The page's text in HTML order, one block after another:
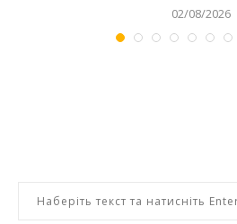
02/08/2026